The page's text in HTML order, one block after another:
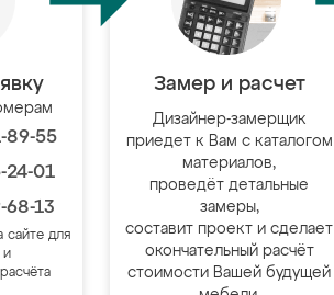
89-55
24-01
68-13
сайте для
и
Замер и расчет
Дизайнер-замерщик
приедет к Вам с каталогом
материалов,
проведёт детальные
замеры,
составит проект и сделает
окончательный расчёт
стоимости Вашей будущей